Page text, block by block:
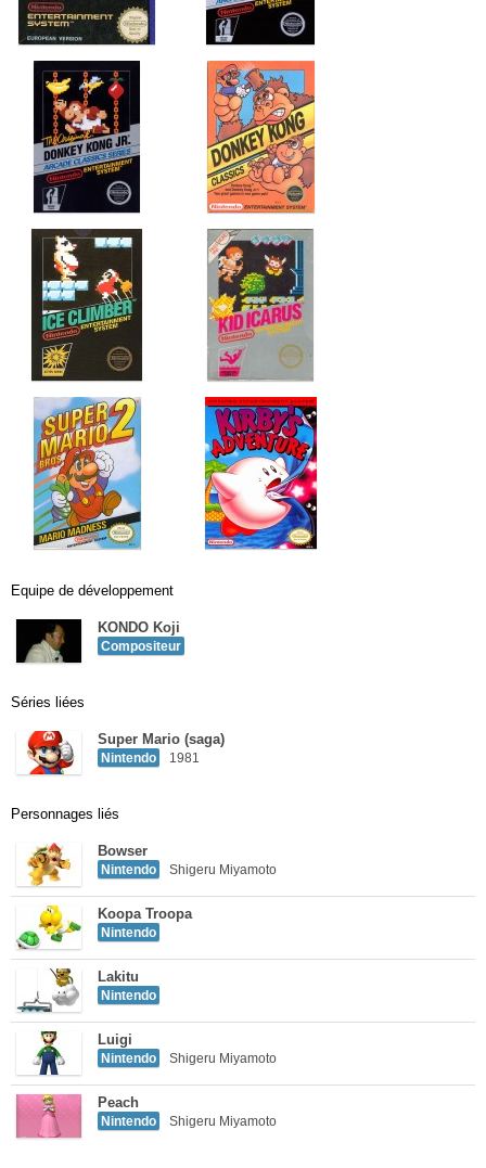
Equipe de développement
KONDO Koji
Compositeur
Séries liées
Super Mario (saga)
Nintendo 1981
Personnages liés
Bowser
Nintendo Shigeru Miyamoto
Koopa Troopa
Nintendo
Lakitu
Nintendo
Luigi
Nintendo Shigeru Miyamoto
Peach
Nintendo Shigeru Miyamoto